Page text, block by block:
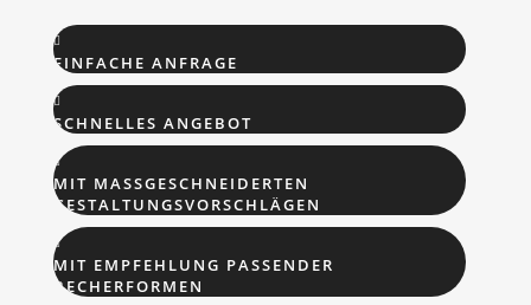

EINFACHE ANFRAGE

SCHNELLES ANGEBOT

MIT MASSGESCHNEIDERTEN G
ESTALTUNGSVORSCHLÄGEN

MIT EMPFEHLUNG PASSENDER
BECHERFORMEN